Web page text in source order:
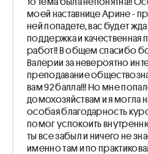
🎁 Решаем 23 задание
Конституция (практика)
Право (теория)
Право (практика)
моей наставнице Арине -
ней попадете, вас будет
поддержка и
работ!! В общем спасибо
Валерии за невероятно
преподавание
вам 92 балла!!! Но мне
домохозяйствам и я могла
особая благодарность
помог успокоить
ты все забыл и ничего не
именно там и по